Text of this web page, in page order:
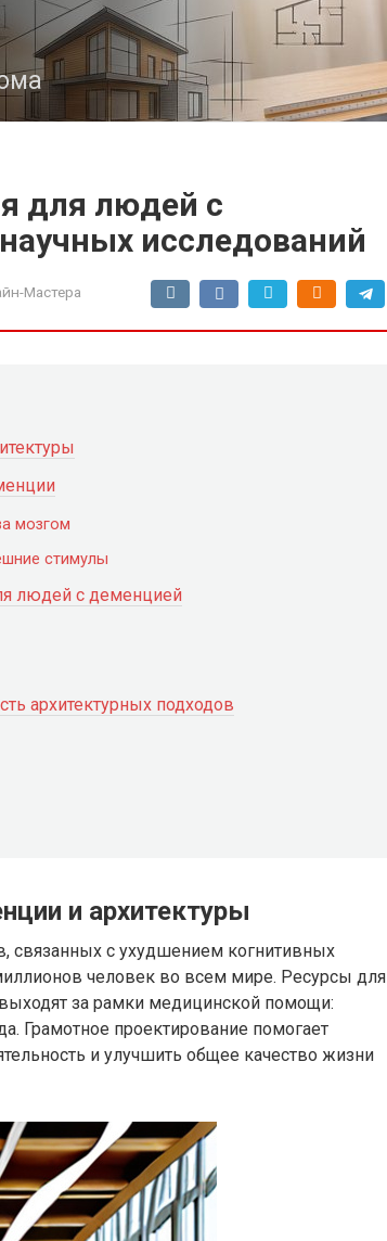
для людей с
исследований
Мастера
мозгом
стимулы
людей с деменцией
архитектурных подходов
и архитектуры
связанных с ухудшением когнитивных
человек во всем мире. Ресурсы для
за рамки медицинской помощи:
Грамотное проектирование помогает
и улучшить общее качество жизни